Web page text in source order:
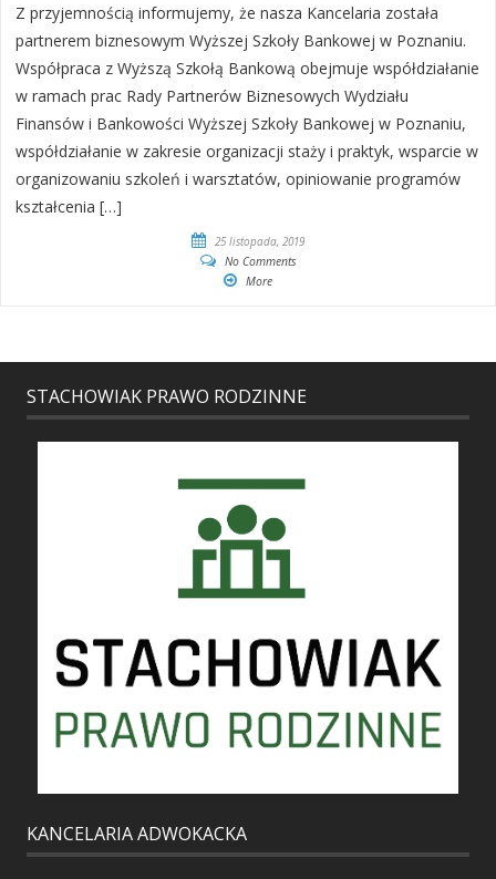
Z przyjemnością informujemy, że nasza Kancelaria została
partnerem biznesowym Wyższej Szkoły Bankowej w Poznaniu.
Współpraca z Wyższą Szkołą Bankową obejmuje współdziałanie
w ramach prac Rady Partnerów Biznesowych Wydziału
Finansów i Bankowości Wyższej Szkoły Bankowej w Poznaniu,
współdziałanie w zakresie organizacji staży i praktyk, wsparcie w
organizowaniu szkoleń i warsztatów, opiniowanie programów
kształcenia […]
25 listopada, 2019
No Comments
More
STACHOWIAK PRAWO RODZINNE
KANCELARIA ADWOKACKA